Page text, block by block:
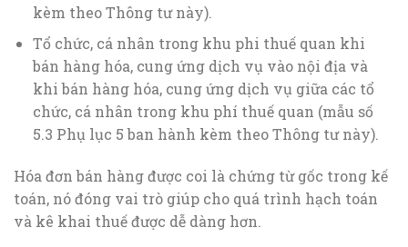
kèm theo Thông tư này).
Tổ chức, cá nhân trong khu phi thuế quan khi
bán hàng hóa, cung ứng dịch vụ vào nội địa và
khi bán hàng hóa, cung ứng dịch vụ giữa các tổ
chức, cá nhân trong khu phí thuế quan (mẫu số
5.3 Phụ lục 5 ban hành kèm theo Thông tư này).
Hóa đơn bán hàng được coi là chứng từ gốc trong kế
toán, nó đóng vai trò giúp cho quá trình hạch toán
và kê khai thuế được dễ dàng hơn.